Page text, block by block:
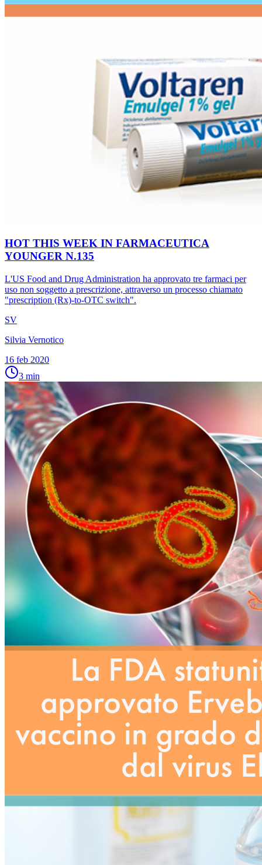
HOT THIS WEEK IN FARMACEUTICA
YOUNGER N.135
L'US Food and Drug Administration ha approvato tre farmaci per
uso non soggetto a prescrizione, attraverso un processo chiamato
"prescription (Rx)-to-OTC switch".
SV
Silvia Vernotico
16 feb 2020
3 min